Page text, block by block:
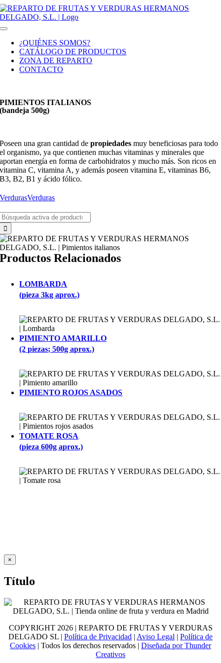
Saltar
al
contenido
Toggle
Navigation¿QUIÉNES SOMOS?
CATÁLOGO DE PRODUCTOS
ZONA DE REPARTO
CONTACTO
PIMIENTOS ITALIANOS
(bandeja 500g)
Poseen una gran cantidad depropiedades muy beneficiosas para todo
el organismo, ya que contienen muchas vitaminas y minerales que
aportan energía en forma de carbohidratos y mucho más. Son ricos en
vitamina C, vitamina A, y además poseen vitamina E, vitaminas B6,
B3, B2, B1 y ácido fólico.
VerdurasVerduras
Productos Relacionados
LOMBARDA
(pieza 3kg aprox.)
PIMIENTO AMARILLO
(2 piezas; 500g aprox.)
PIMIENTO ROJOS ASADOS
TOMATE ROSA
(pieza 600g aprox.)
Close
product
view
×
Título
COPYRIGHT 2026 | REPARTO DE FRUTAS Y VERDURAS
DELGADO SL | Política de Privacidad | Aviso Legal | Política de
Cookies | Todos los derechos reservados | Diseñada por Thunder
Creativos